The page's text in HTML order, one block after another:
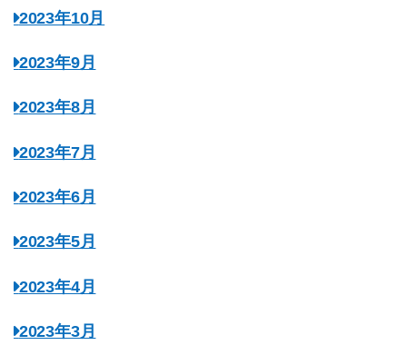
2023年10月
2023年9月
2023年8月
2023年7月
2023年6月
2023年5月
2023年4月
2023年3月